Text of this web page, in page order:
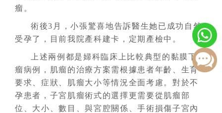
瘤。
術後3月，小張驚喜地告訴醫生她已成功自然
受孕了，目前我院產科建卡，定期產檢中。
上述兩例都是婦科臨床上比較典型的黏膜下肌
瘤病例，肌瘤的治療方案需根據患者年齡、生育
要求、症狀、肌瘤大小等情況全面考慮。對於不
孕患者，子宮肌瘤術式的選擇更需要從肌瘤部
位、大小、數目、與宮腔關係、手術損傷子宮內